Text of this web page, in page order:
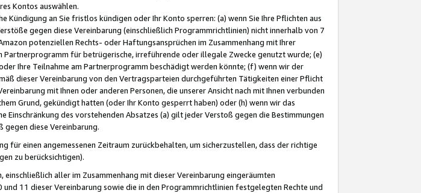
Kontos auswählen.
an Sie fristlos kündigen oder Ihr Konto sperren: (a) wenn Sie Ihre Pflichten aus
gegen diese Vereinbarung (einschließlich Programmrichtlinien) nicht innerhalb von 7
potenziellen Rechts- oder Haftungsansprüchen im Zusammenhang mit Ihrer
Partnerprogramm für betrügerische, irreführende oder illegale Zwecke genutzt wurde; (e)
Ihre Teilnahme am Partnerprogramm beschädigt werden könnte; (f) wenn wir der
dieser Vereinbarung von den Vertragsparteien durchgeführten Tätigkeiten einer Pflicht
mit Ihnen oder anderen Personen, die unserer Ansicht nach mit Ihnen verbunden
Grund, gekündigt hatten (oder Ihr Konto gesperrt haben) oder (h) wenn wir das
des vorstehenden Absatzes (a) gilt jeder Verstoß gegen die Bestimmungen
diese Vereinbarung.
für einen angemessenen Zeitraum zurückbehalten, um sicherzustellen, dass der richtige
zu berücksichtigen).
aller im Zusammenhang mit dieser Vereinbarung eingeräumten
11 dieser Vereinbarung sowie die in den Programmrichtlinien festgelegten Rechte und